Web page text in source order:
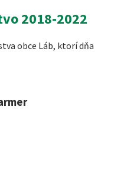
2018-2022
obce Láb, ktorí dňa